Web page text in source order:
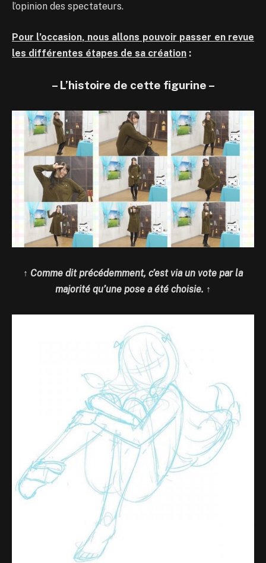
l’opinion des spectateurs.
Pour l’occasion, nous allons pouvoir passer en revue
les différentes étapes de sa création :
– L’histoire de cette figurine –
↑ Comme dit précédemment, c’est via un vote par la
majorité qu’une pose a été choisie. ↑